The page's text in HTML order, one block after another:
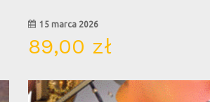
15 marca 2026
89,00 zł